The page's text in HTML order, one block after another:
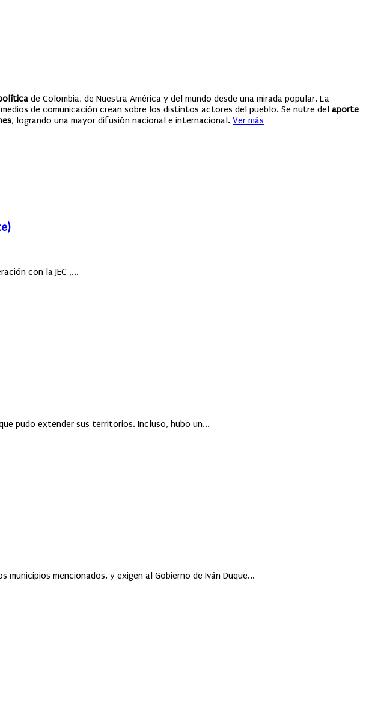
de Colombia, de Nuestra América y del mundo desde una mirada popular. La
de comunicación crean sobre los distintos actores del pueblo. Se nutre del aporte
, logrando una mayor difusión nacional e internacional. Ver más
con la JEC ,...
pudo extender sus territorios. Incluso, hubo un...
mencionados, y exigen al Gobierno de Iván Duque...